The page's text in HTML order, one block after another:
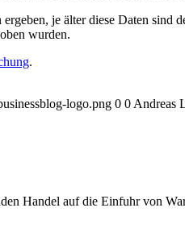
je älter diese Daten
wurden.
.
logo.png 0 0 Andreas
Handel auf die Einfuhr von